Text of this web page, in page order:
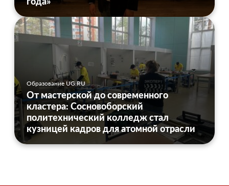
Образование UG.RU
От мастерской до современного
кластера: Сосновоборский
политехнический колледж стал
кузницей кадров для атомной отрасли